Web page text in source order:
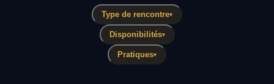
Type de rencontre▾
Disponibilités▾
Pratiques▾